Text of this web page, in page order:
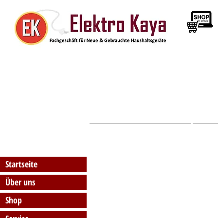
Startseite
Über uns
Shop